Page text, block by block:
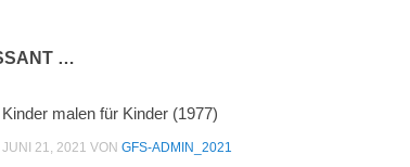
…
Kinder malen für Kinder (1977)
JUNI 21, 2021 VON GFS-ADMIN_2021